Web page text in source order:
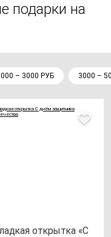
подарки на
– 3000 РУБ 3000 –
от­крыт­ка «С